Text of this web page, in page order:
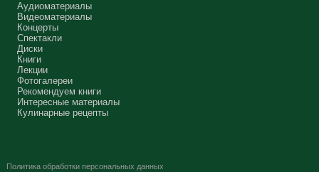
Аудиоматериалы
Видеоматериалы
Концерты
Спектакли
Диски
Книги
Лекции
Фотогалереи
Рекомендуем книги
Интересные материалы
Кулинарные рецепты
Политика обработки персональных данных